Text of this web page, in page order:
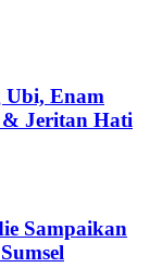
Ubi, Enam
Jeritan Hati
Sampaikan